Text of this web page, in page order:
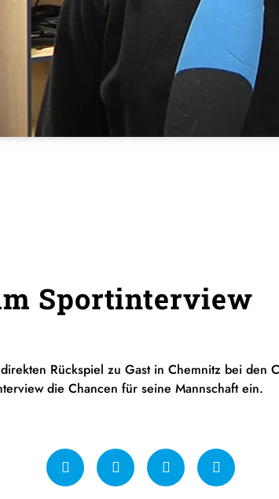
Sportinterview
Rückspiel zu Gast in Chemnitz bei den
die Chancen für seine Mannschaft ein.